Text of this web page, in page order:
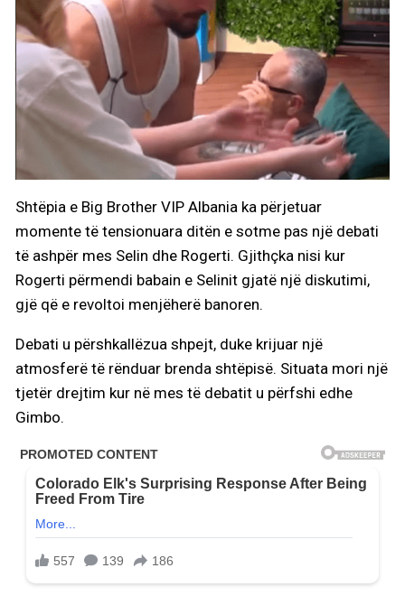
Shtëpia e Big Brother VIP Albania ka përjetuar
momente të tensionuara ditën e sotme pas një debati
të ashpër mes Selin dhe Rogerti. Gjithçka nisi kur
Rogerti përmendi babain e Selinit gjatë një diskutimi,
gjë që e revoltoi menjëherë banoren.
Debati u përshkallëzua shpejt, duke krijuar një
atmosferë të rënduar brenda shtëpisë. Situata mori një
tjetër drejtim kur në mes të debatit u përfshi edhe
Gimbo.